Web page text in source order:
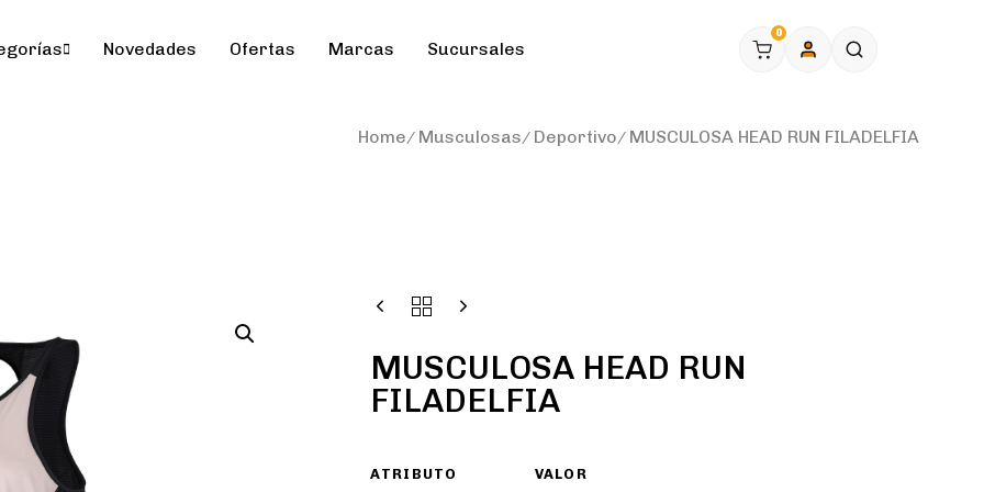
Novedades Ofertas Marcas Sucursales
0
Home Musculosas Deportivo MUSCULOSA HEAD RUN FILADELFIA
MUSCULOSA HEAD RUN
FILADELFIA
ATRIBUTO VALOR